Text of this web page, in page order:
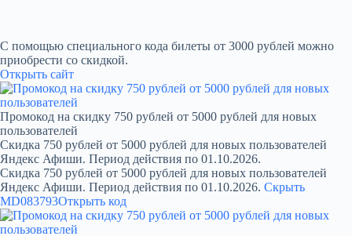
С помощью специального кода билеты от 3000 рублей можно
приобрести со скидкой.
Открыть сайт
Промокод на скидку 750 рублей от 5000 рублей для новых
пользователей
Скидка 750 рублей от 5000 рублей для новых пользователей
Яндекс Афиши. Период действия по 01.10.2026.
Скидка 750 рублей от 5000 рублей для новых пользователей
Яндекс Афиши. Период действия по 01.10.2026. Скрыть
MD083793Открыть код